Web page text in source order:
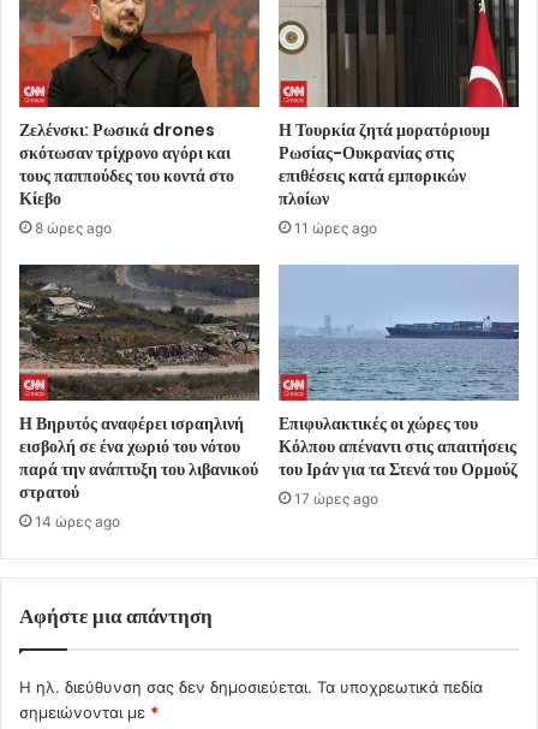
Ζελένσκι: Ρωσικά drones
σκότωσαν τρίχρονο αγόρι και
τους παππούδες του κοντά στο
Κίεβο
8 ώρες ago
Η Τουρκία ζητά μορατόριουμ
Ρωσίας-Ουκρανίας στις
επιθέσεις κατά εμπορικών
πλοίων
11 ώρες ago
Η Βηρυτός αναφέρει ισραηλινή
εισβολή σε ένα χωριό του νότου
παρά την ανάπτυξη του λιβανικού
στρατού
14 ώρες ago
Επιφυλακτικές οι χώρες του
Κόλπου απέναντι στις απαιτήσεις
του Ιράν για τα Στενά του Ορμούζ
17 ώρες ago
Αφήστε μια απάντηση
Η ηλ. διεύθυνση σας δεν δημοσιεύεται. Τα υποχρεωτικά πεδία
σημειώνονται με *